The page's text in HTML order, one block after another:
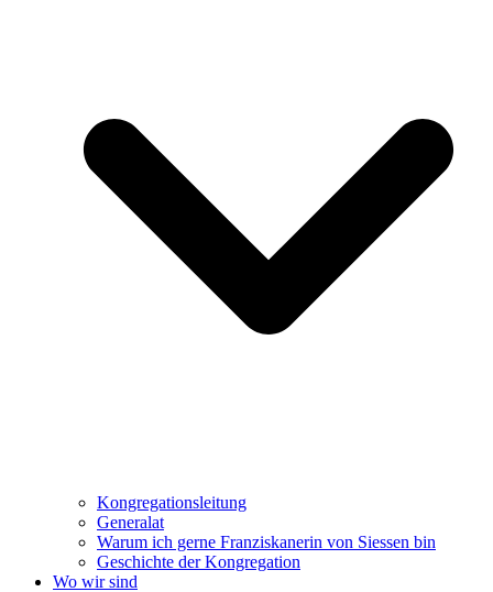
Kongregationsleitung
Generalat
Warum ich gerne Franziskanerin von Siessen bin
Geschichte der Kongregation
Wo wir sind